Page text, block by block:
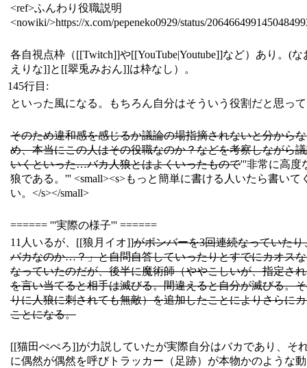
<ref>ふんわり役職説明
<nowiki/>https://x.com/pepeneko0929/status/
各自視点枠（[[Twitch]]や[[YouTube|Youtube]]など）あり。(
えりな]]と[[翠兎みおん]]は枠なし）。
145行目:
といった風になる。もちろん自分はそういう役割だと思っ
そのため違和感を感じるか議論の場指摘されないと分から
め、本当にこの人はその役職なのか？などを考察しながら
いくといった…バカ人狼とはよくいったもので'''非常に高度
狼である。''' <small><s>もっと簡単に書ける人いたら書いて
い。</s></small>
====== '''実際の様子''' ======
11人いるが、[[狼月イオ]]がボンバーを3回連続なっていたり
バカなのか…？」と自問自答していったりとすでにカオス
なっていたのだが、後半に魔術師（ややこしいが、指定さ
を言い当てると相手は滅びる。間違えると自分が滅びる。
りに人狼に刺されても無敵）を追加したことによりさらに
ことになる。
[[猫田ぺぺろ]]が力説していたが実際自分はバカであり、そ
に偶然が偶然を呼びトラッカー（足跡）が本物かのような